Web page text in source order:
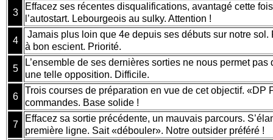
3
Effacez ses récentes disqualifications, avantagé cette
l’autostart. Lebourgeois au sulky. Attention !
4
Jamais plus loin que 4e depuis ses débuts sur notre sol.
à bon escient. Priorité.
5
L’ensemble de ses dernières sorties ne nous permet pas
une telle opposition. Difficile.
6
Trois courses de préparation en vue de cet objectif. «DP
commandes. Base solide !
7
Effacez sa sortie précédente, un mauvais parcours.
première ligne. Sait «débouler». Notre outsider préféré !